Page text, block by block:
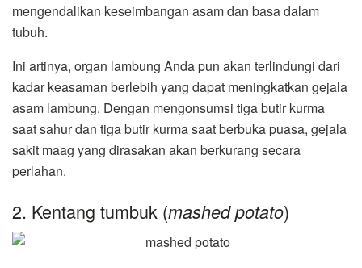
mengendalikan keseimbangan asam dan basa dalam
tubuh.
Ini artinya, organ lambung Anda pun akan terlindungi dari
kadar keasaman berlebih yang dapat meningkatkan gejala
asam lambung. Dengan mengonsumsi tiga butir kurma
saat sahur dan tiga butir kurma saat berbuka puasa, gejala
sakit maag yang dirasakan akan berkurang secara
perlahan.
2. Kentang tumbuk (mashed potato)